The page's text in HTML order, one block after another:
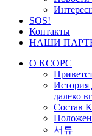
SOS!
Контакты
НАШИ
О КСОРС
История
далеко
Состав
서류